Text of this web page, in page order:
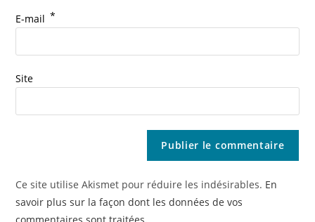
E-mail *
Site
Ce site utilise Akismet pour réduire les indésirables. En
savoir plus sur la façon dont les données de vos